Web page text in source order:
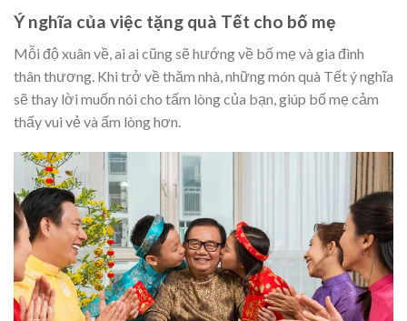
Ý nghĩa của việc tặng quà Tết cho bố mẹ
Mỗi độ xuân về, ai ai cũng sẽ hướng về bố mẹ và gia đình
thân thương. Khi trở về thăm nhà, những món quà Tết ý nghĩa
sẽ thay lời muốn nói cho tấm lòng của bạn, giúp bố mẹ cảm
thấy vui vẻ và ấm lòng hơn.